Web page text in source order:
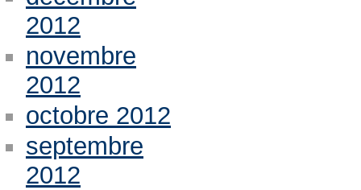
2012
novembre
2012
octobre 2012
septembre
2012